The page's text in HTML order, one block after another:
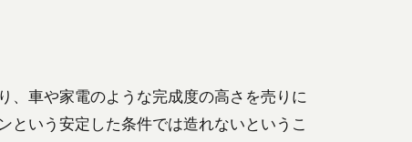
、車や家電のような完成度の高さを売りに
という安定した条件では造れないというこ